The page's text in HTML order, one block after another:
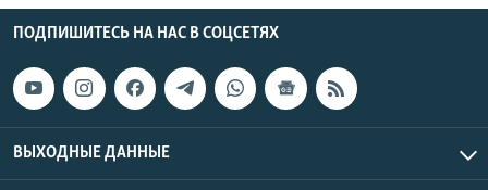
ПОДПИШИТЕСЬ НА НАС В СОЦСЕТЯХ
ВЫХОДНЫЕ ДАННЫЕ